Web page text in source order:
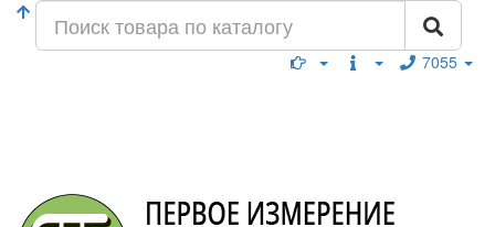
7055